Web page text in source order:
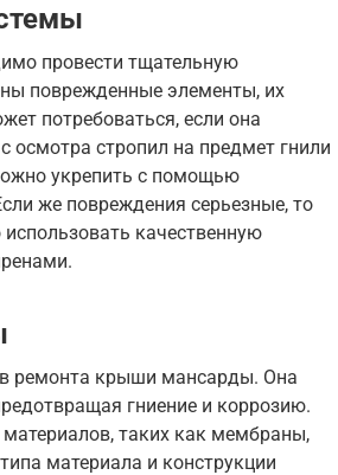
провести тщательную
поврежденные элементы, их
потребоваться, если она
осмотра стропил на предмет гнили
укрепить с помощью
же повреждения серьезные, то
качественную
ремонта крыши мансарды. Она
гниение и коррозию.
таких как мембраны,
материала и конструкции